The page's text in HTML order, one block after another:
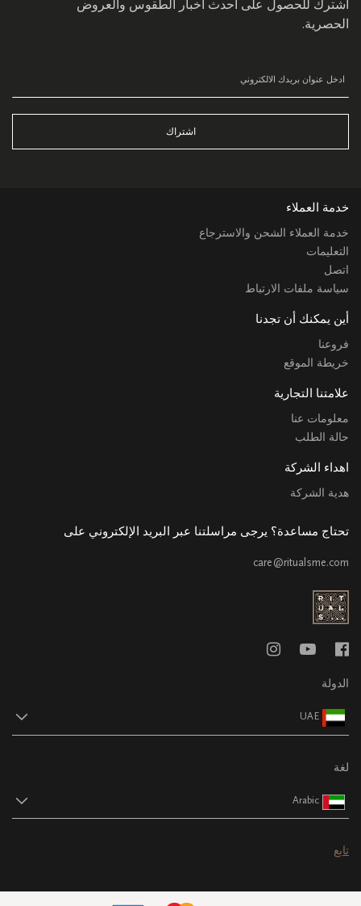
اشترك للحصول على أحدث أخبار الطقوس والعروض
الحصرية.
اشتراك
خدمة العملاء
خدمة العملاء الشحن والاسترجاع
التعليمات
اتصل
سياسة ملفات الارتباط
أين يمكنك أن تجدنا
فروعنا
خريطة الموقع
علامتنا التجارية
معلومات عنا
حالة الطلب
اهداء الشركة
هدية الشركة
تحتاج مساعدة؟ يرجى مراسلتنا عبر البريد الإلكتروني على
care@ritualsme.com
الدولة
UAE
لغة
Arabic
تابع